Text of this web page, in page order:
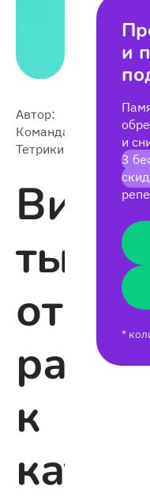
Автор:
Команда
Тетрики
3 992
от
к
и
и
3
*